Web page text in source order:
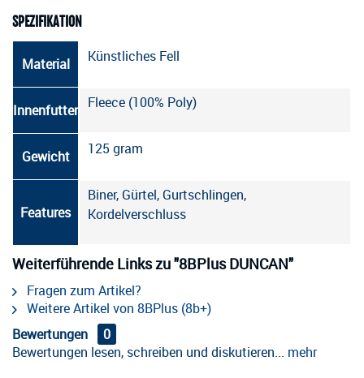
SPEZIFIKATION
Material Künstliches Fell
Innenfutter Fleece (100% Poly)
Gewicht 125 gram
Features
Biner, Gürtel, Gurtschlingen,
Kordelverschluss
Weiterführende Links zu "8BPlus DUNCAN"
Fragen zum Artikel?
Weitere Artikel von 8BPlus (8b+)
Bewertungen
0
Bewertungen lesen, schreiben und diskutieren... mehr